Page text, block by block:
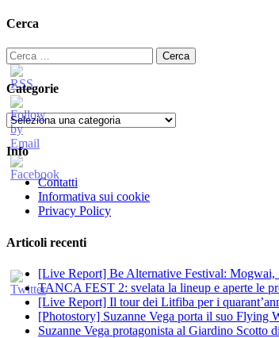
Cerca
Ricerca
per:
Categorie
Categorie
Info
Contatti
Informativa sui cookie
Privacy Policy
Articoli recenti
[Live Report] Be Alternative Festival:
TANCA FEST 2: svelata la lineup e aperte le
[Live Report] Il tour dei Litfiba per i
[Photostory] Suzanne Vega porta il suo Flying
Suzanne Vega protagonista al Giardino Scotto